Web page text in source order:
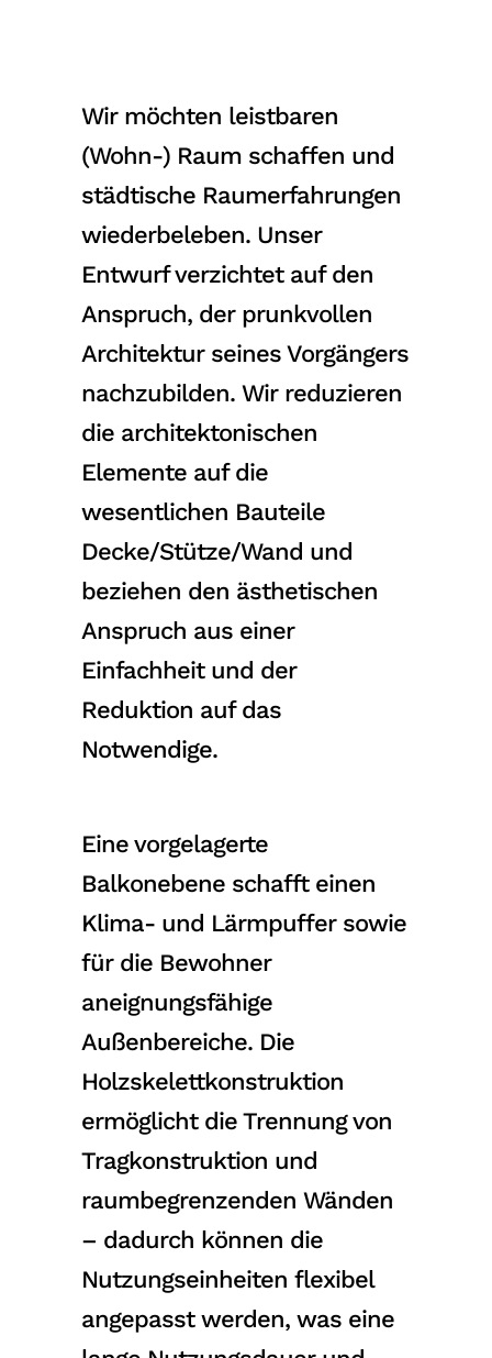
Wir möchten leistbaren
(Wohn-) Raum schaffen und
städtische Raumerfahrungen
wiederbeleben. Unser
Entwurf verzichtet auf den
Anspruch, der prunkvollen
Architektur seines Vorgängers
nachzubilden. Wir reduzieren
die architektonischen
Elemente auf die
wesentlichen Bauteile
Decke/Stütze/Wand und
beziehen den ästhetischen
Anspruch aus einer
Einfachheit und der
Reduktion auf das
Notwendige.
Eine vorgelagerte
Balkonebene schafft einen
Klima- und Lärmpuffer sowie
für die Bewohner
aneignungsfähige
Außenbereiche. Die
Holzskelettkonstruktion
ermöglicht die Trennung von
Tragkonstruktion und
raumbegrenzenden Wänden
– dadurch können die
Nutzungseinheiten flexibel
angepasst werden, was eine